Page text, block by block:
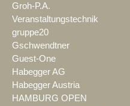
Groh-P.A.
Veranstaltungstechnik
gruppe20
Gschwendtner
Guest-One
Habegger AG
Habegger Austria
HAMBURG OPEN